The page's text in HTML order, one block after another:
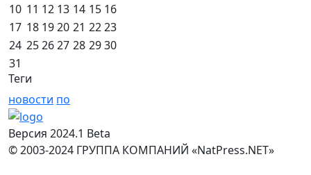
10 11 12 13 14 15 16
17 18 1920 21 2223
24 252627 28 2930
31
Теги
новости по
Версия 2024.1 Beta
© 2003-2024 ГРУППА КОМПАНИЙ «NatPress.NET»